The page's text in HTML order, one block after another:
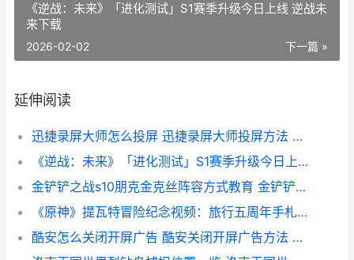
《逆战：未来》「进化测试」S1赛季升级今日上线 逆战未
来下载
下一篇 »
2026-02-02
延伸阅读
迅捷录屏大师怎么投屏 迅捷录屏大师投屏方法 迅捷录屏大师功能
《逆战：未来》「进化测试」S1赛季升级今日上线 逆战未来下载
金铲铲之战s10朋克金克丝阵容方式教育 金铲铲之战s10朋克老鼠
《原神》提瓦特冒险纪念视频：旅行五周年手札 原神提瓦特七国全景图
酷安怎么关闭开屏广告 酷安关闭开屏广告方法 酷安怎么关闭开屏广告